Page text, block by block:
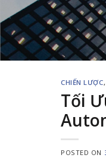
CHIẾN LƯỢC,
Tối
POSTED ON